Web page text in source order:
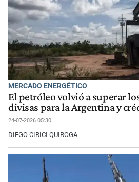
MERCADO ENERGÉTICO
El petróleo volvió a superar
divisas para la Argentina y
24-07-2026 05:30
DIEGO CIRICI QUIROGA